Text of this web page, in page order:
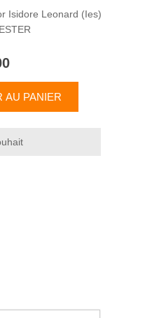
Isidore Leonard (Ies)